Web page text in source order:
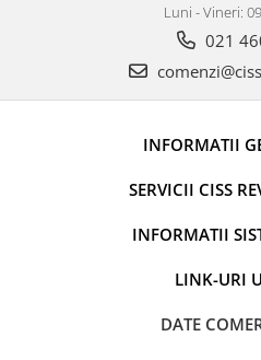
Luni - Vineri:
021
INFORMATII
SERVICII CISS
INFORMATII
LINK-URI
DATE